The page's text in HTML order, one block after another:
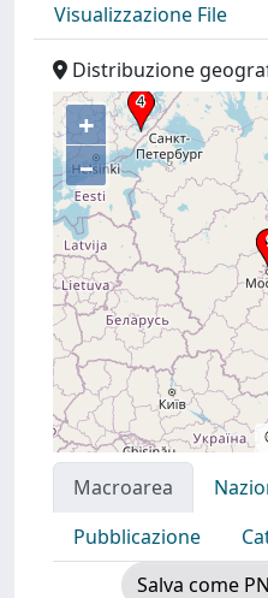
Visualizzazione File
Distribuzione
+
–
Macroarea
Pubblicazione
Salva come